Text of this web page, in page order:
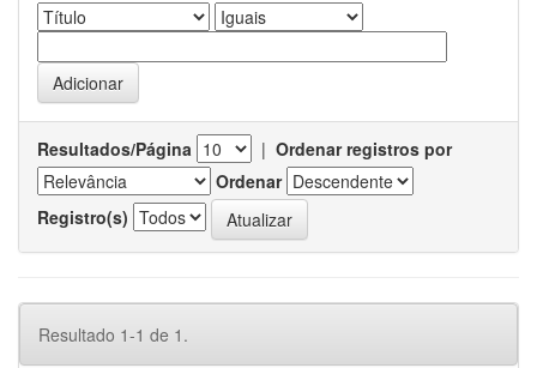
Resultados/Página | Ordenar registros por
Ordenar
Registro(s)
Resultado 1-1 de 1.